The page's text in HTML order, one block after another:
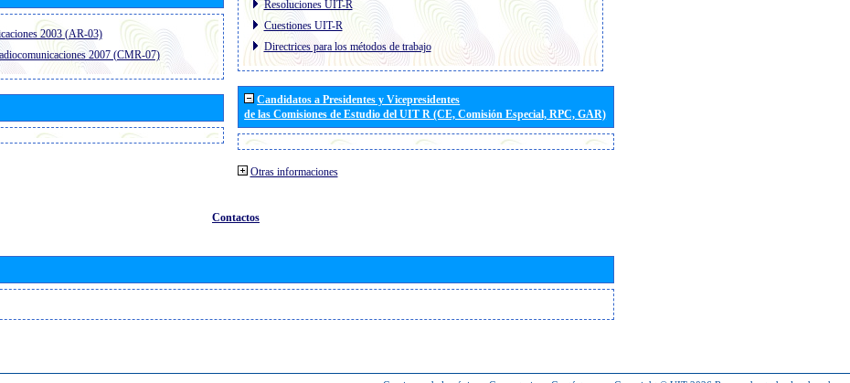
2003 (AR-03)
2007 (CMR-07)
Resoluciones UIT-R
Cuestiones UIT-R
Directrices para los métodos de trabajo
Candidatos a Presidentes y Vicepresidentes
de las Comisiones de Estudio del UIT R (CE, Comisión Especial, RPC, GAR)
Otras informaciones
Contactos